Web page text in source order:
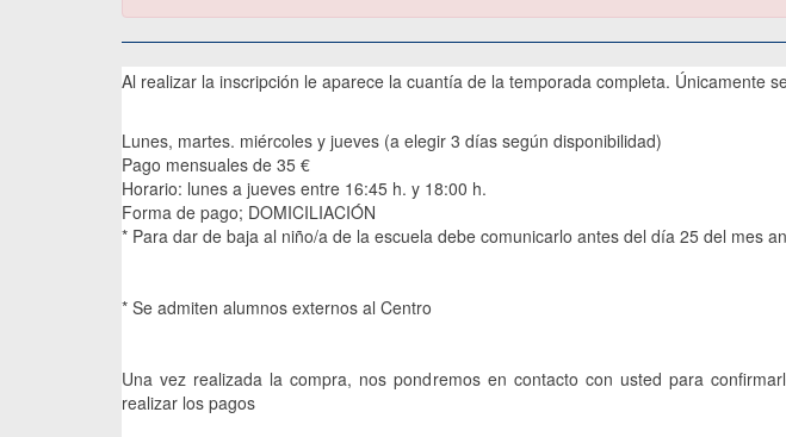
Al realizar la inscripción le aparece la cuantía de la temporada completa. Únicamente
Lunes, martes. miércoles y jueves (a elegir 3 días según disponibilidad)
Pago mensuales de 35 €
Horario: lunes a jueves entre 16:45 h. y 18:00 h.
Forma de pago; DOMICILIACIÓN
* Para dar de baja al niño/a de la escuela debe comunicarlo antes del día 25 del mes
* Se admiten alumnos externos al Centro
Una vez realizada la compra, nos pondremos en contacto con usted para
realizar los pagos